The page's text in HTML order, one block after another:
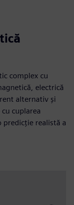
complex cu
electrică
alternativ și
cuplarea
realistă a